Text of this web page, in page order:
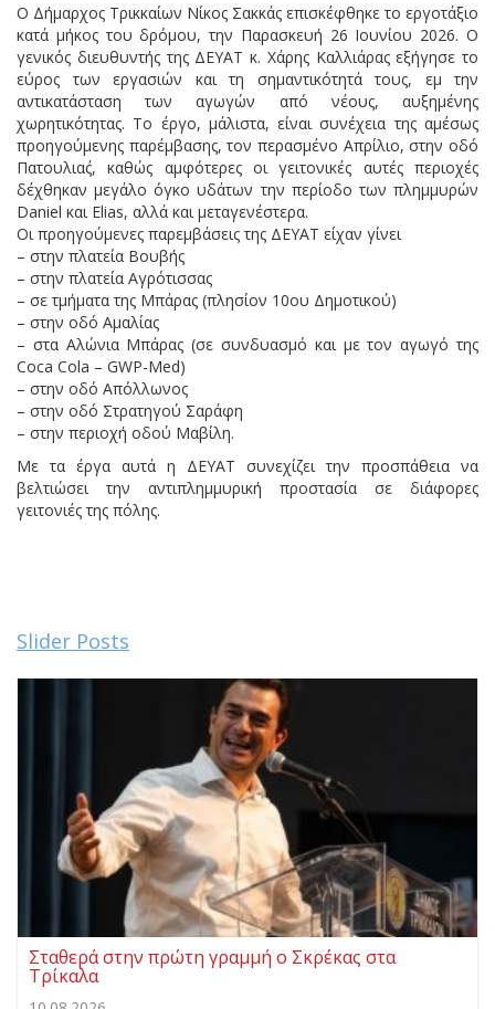
Ο Δήμαρχος Τρικκαίων Νίκος Σακκάς επισκέφθηκε το εργοτάξιο
κατά μήκος του δρόμου, την Παρασκευή 26 Ιουνίου 2026. Ο
γενικός διευθυντής της ΔΕΥΑΤ κ. Χάρης Καλλιάρας εξήγησε το
εύρος των εργασιών και τη σημαντικότητά τους, εμ την
αντικατάσταση των αγωγών από νέους, αυξημένης
χωρητικότητας. Το έργο, μάλιστα, είναι συνέχεια της αμέσως
προηγούμενης παρέμβασης, τον περασμένο Απρίλιο, στην οδό
Πατουλια΄ς, καθώς αμφότερες οι γειτονικές αυτές περιοχές
δέχθηκαν μεγάλο όγκο υδάτων την περίοδο των πλημμυρών
Daniel και Elias, αλλά και μεταγενέστερα.
Οι προηγούμενες παρεμβάσεις της ΔΕΥΑΤ είχαν γίνει
– στην πλατεία Βουβής
– στην πλατεία Αγρότισσας
– σε τμήματα της Μπάρας (πλησίον 10ου Δημοτικού)
– στην οδό Αμαλίας
– στα Αλώνια Μπάρας (σε συνδυασμό και με τον αγωγό της
Coca Cola – GWP-Med)
– στην οδό Απόλλωνος
– στην οδό Στρατηγού Σαράφη
– στην περιοχή οδού Μαβίλη.
Με τα έργα αυτά η ΔΕΥΑΤ συνεχίζει την προσπάθεια να
βελτιώσει την αντιπλημμυρική προστασία σε διάφορες
γειτονιές της πόλης.
Slider Posts
Σταθερά στην πρώτη γραμμή ο Σκρέκας στα
Τρίκαλα